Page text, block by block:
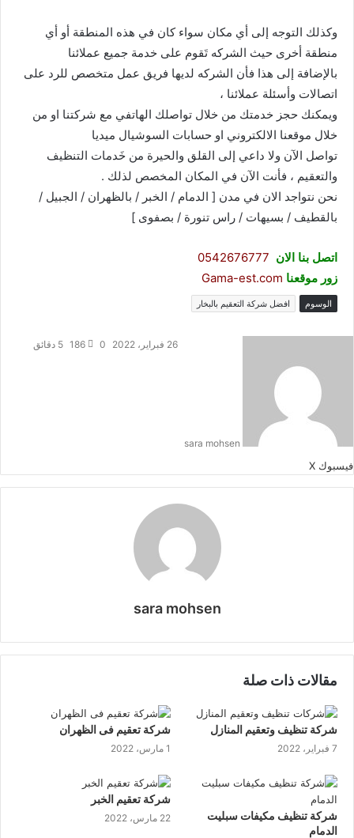
وكذلك التوجه إلى أي مكان سواء كان في هذه المنطقة أو أي
منطقة أخرى حيث الشركه تَقوم على خدمة جميع عملائنا
بالإضافة إلى هذا فأن الشركه لديها فريق عمل متخصص للرد على
اتصالات وأسئلة عملائنا ،
ويمكنك حجز خدمتك من خلال تواصلك الهاتفي مع شركتنا او من
خلال موقعنا الالكتروني او حسابات السوشيال ميديا
تواصل الآن ولا داعي إلى القلق والحيرة من خَدمات التنظيف
والتعقيم ، فأنت الآن في المكان المخصص لذلك .
نحن نتواجد الان في مدن [ الدمام / الخبر / بالظهران / الجبيل /
بالقطيف / بسيهات / راس تنورة / بصفوى ]
اتصل بنا الان 0542676777
زور موقعنا Gama-est.com
الوسوم افضل شركة التعقيم بالبخار
sara mohsen
26 فبراير، 2022 0
186 5 دقائق
فيسبوك ‫Xلينكدإن
بينتيريست
مشاركة
طباعة
sara mohsen
الويب
مقالات ذات صلة
شركة تنظيف وتعقيم المنازل
7 فبراير، 2022
شركة تعقيم فى الظهران
1 مارس، 2022
شركة تنظيف مكيفات سبليت
الدمام
شركة تعقيم الخبر
22 مارس، 2022